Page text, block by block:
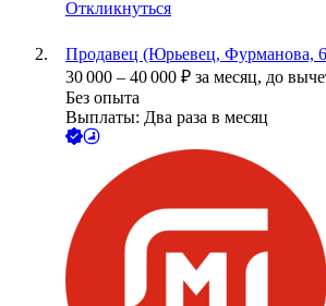
Откликнуться
Продавец (Юрьевец, Фурманова,
30 000 – 40 000 ₽ за месяц, до
Без опыта
Выплаты: Два раза в месяц